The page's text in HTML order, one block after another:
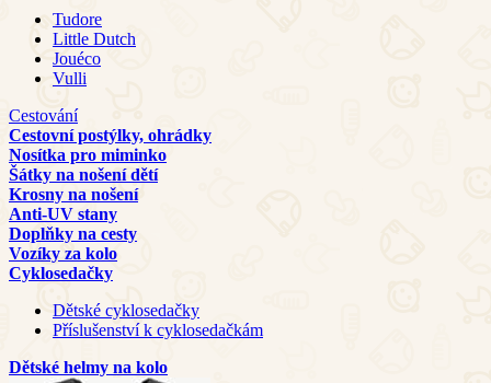
Tudore
Little Dutch
Jouéco
Vulli
Cestování
Cestovní postýlky, ohrádky
Nosítka pro miminko
Šátky na nošení dětí
Krosny na nošení
Anti-UV stany
Doplňky na cesty
Vozíky za kolo
Cyklosedačky
Dětské cyklosedačky
Příslušenství k cyklosedačkám
Dětské helmy na kolo